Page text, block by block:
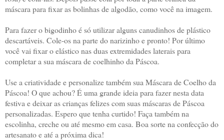
máscara para fixar as bolinhas de algodão, como você na imagem.
Para fazer o bigodinho é só utilizar alguns canudinhos de plástico
descartáveis. Cole-os na parte do narizinho e pronto! Por último
você vai fixar o elástico nas duas extremidades laterais para
completar a sua máscara de coelhinho da Páscoa.
Use a criatividade e personalize também sua Máscara de Coelho da
Páscoa! O que achou? É uma grande ideia para fazer nesta data
festiva e deixar as crianças felizes com suas máscaras de Páscoa
personalizadas. Espero que tenha curtido! Faça também na
escolinha, creche ou até mesmo em casa. Boa sorte na confecção do
artesanato e até a próxima dica!